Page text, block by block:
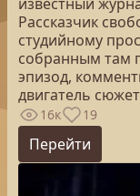
Рассказчик
студийному
собранным там
эпизод,
двигатель
16к 19
Перейти